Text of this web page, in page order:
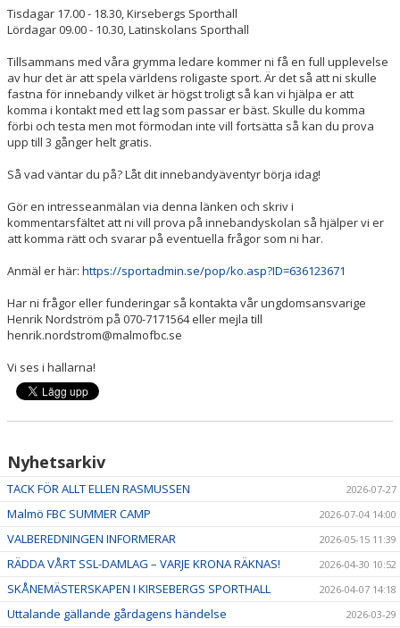
Tisdagar 17.00 - 18.30, Kirsebergs Sporthall
Lördagar 09.00 - 10.30, Latinskolans Sporthall
Tillsammans med våra grymma ledare kommer ni få en full upplevelse
av hur det är att spela världens roligaste sport. Är det så att ni skulle
fastna för innebandy vilket är högst troligt så kan vi hjälpa er att
komma i kontakt med ett lag som passar er bäst. Skulle du komma
förbi och testa men mot förmodan inte vill fortsätta så kan du prova
upp till 3 gånger helt gratis.
Så vad väntar du på? Låt dit innebandyäventyr börja idag!
Gör en intresseanmälan via denna länken och skriv i
kommentarsfältet att ni vill prova på innebandyskolan så hjälper vi er
att komma rätt och svarar på eventuella frågor som ni har.
Anmäl er här: https://sportadmin.se/pop/ko.asp?ID=636123671
Har ni frågor eller funderingar så kontakta vår ungdomsansvarige
Henrik Nordström på 070-7171564 eller mejla till
henrik.nordstrom@malmofbc.se
Vi ses i hallarna!
Nyhetsarkiv
TACK FÖR ALLT ELLEN RASMUSSEN 2026-07-27
Malmö FBC SUMMER CAMP 2026-07-04 14:00
VALBEREDNINGEN INFORMERAR 2026-05-15 11:39
RÄDDA VÅRT SSL-DAMLAG – VARJE KRONA RÄKNAS! 2026-04-30 10:52
SKÅNEMÄSTERSKAPEN I KIRSEBERGS SPORTHALL 2026-04-07 14:18
Uttalande gällande gårdagens händelse 2026-03-29